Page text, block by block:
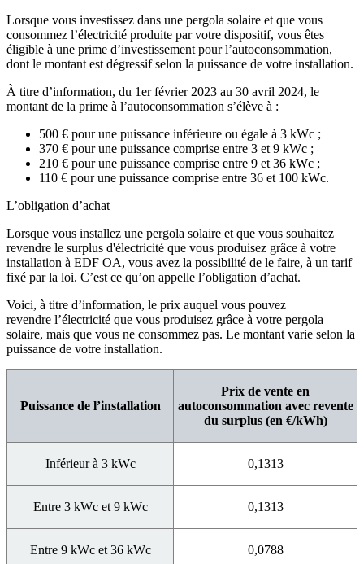
Lorsque vous investissez dans une pergola solaire et que vous
consommez l’électricité produite par votre dispositif, vous êtes
éligible à une prime d’investissement pour l’autoconsommation,
dont le montant est dégressif selon la puissance de votre installation.
À titre d’information, du 1er février 2023 au 30 avril 2024, le
montant de la prime à l’autoconsommation s’élève à :
500 € pour une puissance inférieure ou égale à 3 kWc ;
370 € pour une puissance comprise entre 3 et 9 kWc ;
210 € pour une puissance comprise entre 9 et 36 kWc ;
110 € pour une puissance comprise entre 36 et 100 kWc.
L’obligation d’achat
Lorsque vous installez une pergola solaire et que vous souhaitez
revendre le surplus d'électricité que vous produisez grâce à votre
installation à EDF OA, vous avez la possibilité de le faire, à un tarif
fixé par la loi. C’est ce qu’on appelle l’obligation d’achat.
Voici, à titre d’information, le prix auquel vous pouvez
revendre l’électricité que vous produisez grâce à votre pergola
solaire, mais que vous ne consommez pas. Le montant varie selon la
puissance de votre installation.
Puissance de l’installation
Prix de vente en
autoconsommation avec revente
du surplus (en €/kWh)
Inférieur à 3 kWc 0,1313
Entre 3 kWc et 9 kWc 0,1313
Entre 9 kWc et 36 kWc 0,0788